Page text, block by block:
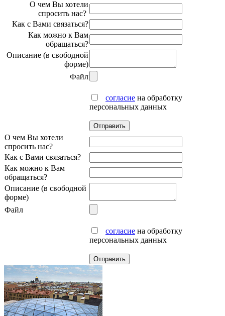
О чем Вы хотели
спросить нас?
Как с Вами связаться?
Как можно к Вам
обращаться?
Описание (в свободной
форме)
Файл
согласие на обработку
персональных данных
О чем Вы хотели
спросить нас?
Как с Вами связаться?
Как можно к Вам
обращаться?
Описание (в свободной
форме)
Файл
согласие на обработку
персональных данных